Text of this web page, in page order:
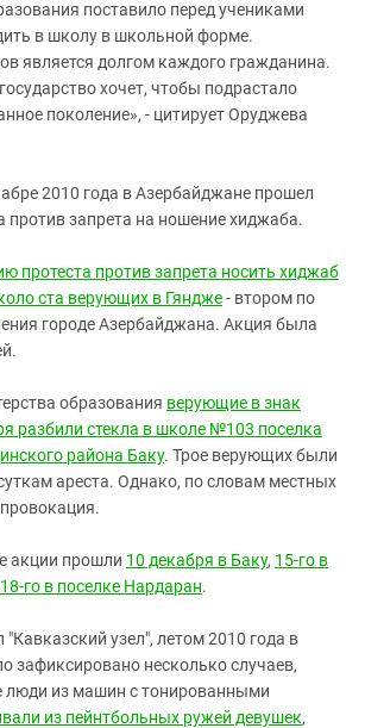
поставило перед учениками
в школу в школьной форме.
является долгом каждого гражданина.
хочет, чтобы подрастало
поколение», - цитирует Оруджева
2010 года в Азербайджане прошел
против запрета на ношение хиджаба.
протеста против запрета носить хиджаб
ста верующих в Гяндже- втором по
городе Азербайджана. Акция была
образования верующие в знак
разбили стекла в школе №103 поселка
района Баку. Трое верующих были
ареста. Однако, по словам местных
акции прошли 10 декабря в Баку, 15-го в
18-го в поселке Нардаран.
узел", летом 2010 года в
зафиксировано несколько случаев,
люди из машин с тонированными
из пейнтбольных ружей девушек,